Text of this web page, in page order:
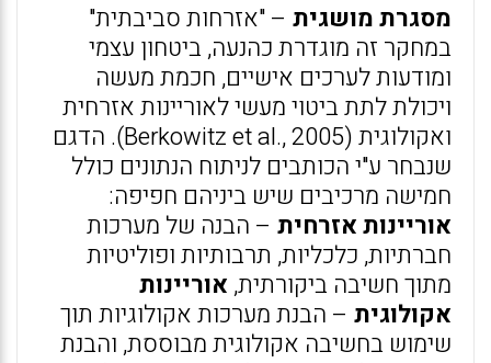
מסגרת מושגית – "אזרחות סביבתית"
במחקר זה מוגדרת כהנעה, ביטחון עצמי
ומודעות לערכים אישיים, חכמת מעשה
ויכולת לתת ביטוי מעשי לאוריינות אזרחית
ואקולוגית (Berkowitz et al., 2005). הדגם
שנבחר ע"י הכותבים לניתוח הנתונים כולל
חמישה מרכיבים שיש ביניהם חפיפה:
אוריינות אזרחית – הבנה של מערכות
חברתיות, כלכליות, תרבותיות ופוליטיות
מתוך חשיבה ביקורתית, אוריינות
אקולוגית – הבנת מערכות אקולוגיות תוך
שימוש בחשיבה אקולוגית מבוססת, והבנת